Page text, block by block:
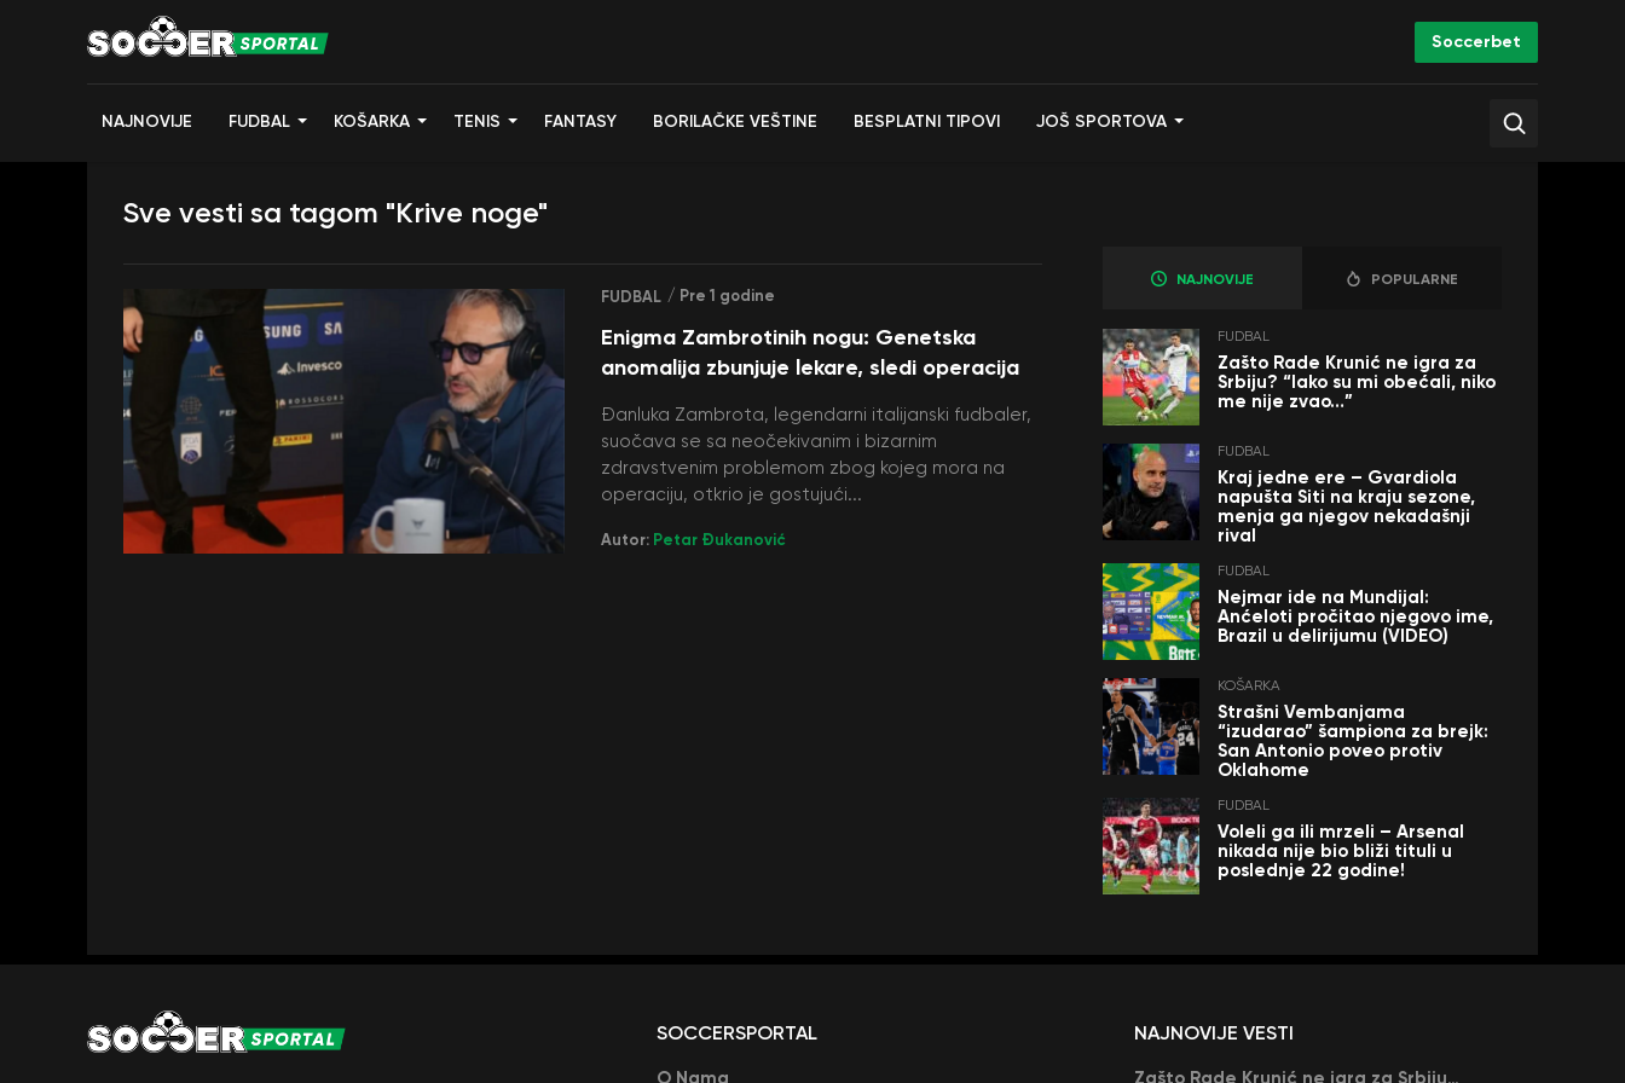
Soccerbet
NAJNOVIJE FUDBAL KOŠARKA TENIS FANTASY BORILAČKE VEŠTINE BESPLATNI TIPOVI JOŠ SPORTOVA
Sve vesti sa tagom "Krive noge"
FUDBAL / Pre 1 godine
Enigma Zambrotinih nogu: Genetska
anomalija zbunjuje lekare, sledi operacija
Đanluka Zambrota, legendarni italijanski fudbaler,
suočava se sa neočekivanim i bizarnim
zdravstvenim problemom zbog kojeg mora na
operaciju, otkrio je gostujući...
Autor: Petar Đukanović
NAJNOVIJE POPULARNE
FUDBAL
Zašto Rade Krunić ne igra za
Srbiju? “Iako su mi obećali, niko
me nije zvao…”
FUDBAL
Kraj jedne ere – Gvardiola
napušta Siti na kraju sezone,
menja ga njegov nekadašnji
rival
FUDBAL
Nejmar ide na Mundijal:
Anćeloti pročitao njegovo ime,
Brazil u delirijumu (VIDEO)
KOŠARKA
Strašni Vembanjama
“izudarao” šampiona za brejk:
San Antonio poveo protiv
Oklahome
FUDBAL
Voleli ga ili mrzeli – Arsenal
nikada nije bio bliži tituli u
poslednje 22 godine!
SOCCERSPORTAL
O Nama
NAJNOVIJE VESTI
Zašto Rade Krunić ne igra za Srbiju? “Iako su mi obećali, niko me nije zvao…”